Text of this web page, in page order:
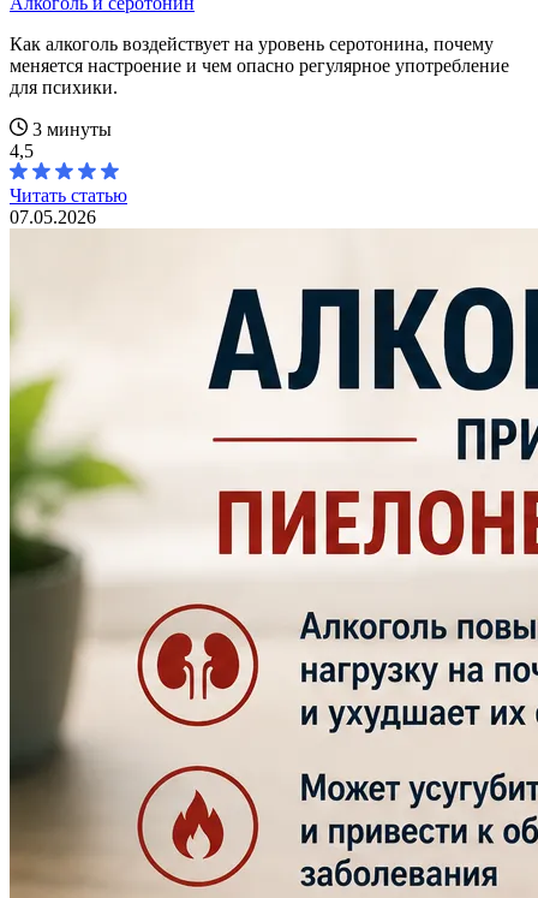
Как алкоголь воздействует на уровень серотонина, почему
меняется настроение и чем опасно регулярное употребление
для психики.
3 минуты
4,5
Читать статью
07.05.2026